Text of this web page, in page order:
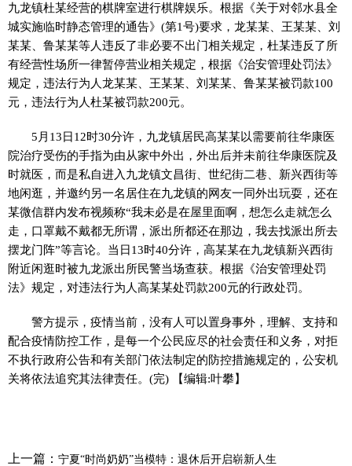
九龙镇杜某经营的棋牌室进行棋牌娱乐。根据《关于对邻水县全
城实施临时静态管理的通告》(第1号)要求，龙某某、王某某、刘
某某、鲁某某等人违反了非必要不出门相关规定，杜某违反了所
有经营性场所一律暂停营业相关规定，根据《治安管理处罚法》
规定，违法行为人龙某某、王某某、刘某某、鲁某某被罚款100
元，违法行为人杜某被罚款200元。
5月13日12时30分许，九龙镇居民高某某以需要前往华康医
院治疗受伤的手指为由从家中外出，外出后并未前往华康医院及
时就医，而是私自进入九龙镇文昌街、世纪街二巷、新兴西街等
地闲逛，并邀约另一名居住在九龙镇的网友一同外出玩耍，还在
某微信群内发布视频称“我未必是在屋里面啊，想怎么走就怎么
走，口罩戴不戴都无所谓，派出所都还在那边，我去找派出所去
摆龙门阵”等言论。当日13时40分许，高某某在九龙镇新兴西街
附近闲逛时被九龙派出所民警当场查获。根据《治安管理处罚
法》规定，对违法行为人高某某处罚款200元的行政处罚。
警方提示，疫情当前，没有人可以置身事外，理解、支持和
配合疫情防控工作，是每一个公民应尽的社会责任和义务，对拒
不执行政府公告和有关部门依法制定的防控措施规定的，公安机
关将依法追究其法律责任。(完)
【编辑:叶攀】
上一篇： 宁夏“时尚奶奶”当模特：退休后开启崭新人生